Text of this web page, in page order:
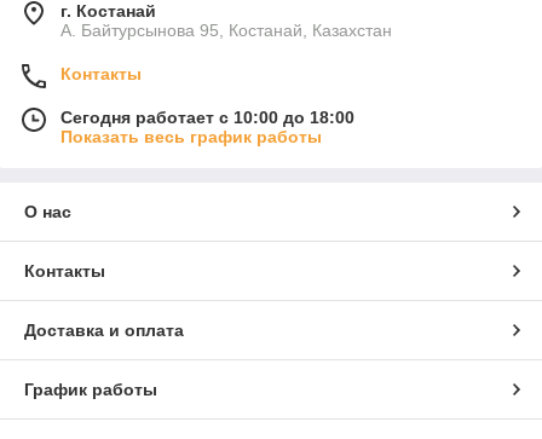
г. Костанай
А. Байтурсынова 95, Костанай, Казахстан
Контакты
Сегодня работает с 10:00 до 18:00
Показать весь график работы
О нас
Контакты
Доставка и оплата
График работы